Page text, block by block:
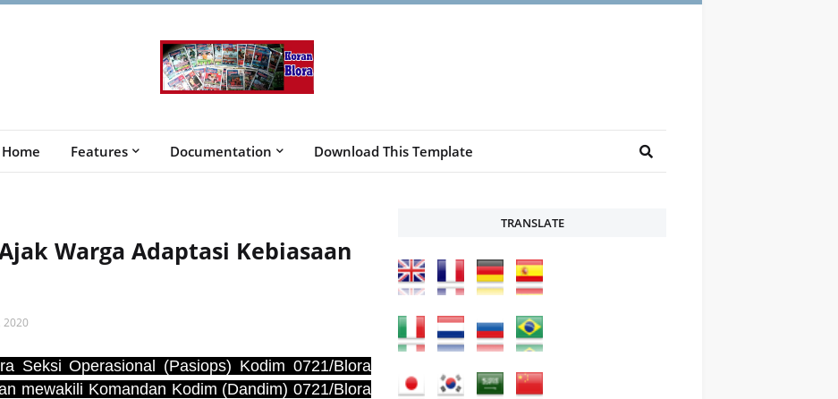
Home Features Documentation Download This Template
Warga Adaptasi Kebiasaan
2020
Seksi Operasional (Pasiops) Kodim 0721/Blora
mewakili Komandan Kodim (Dandim) 0721/Blora
TRANSLATE